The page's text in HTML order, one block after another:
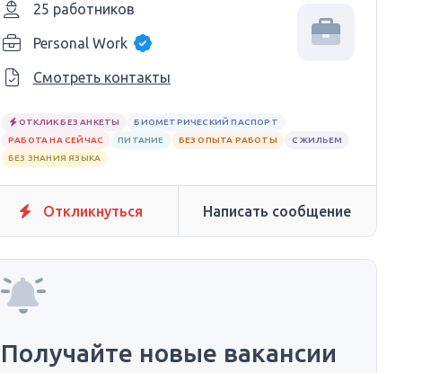
25 работников
Personal Work
Смотреть контакты
ОТКЛИК БЕЗ АНКЕТЫ
БИОМЕТРИЧЕСКИЙ ПАСПОРТ
РАБОТА НА СЕЙЧАС
ПИТАНИЕ БЕЗ ОПЫТА РАБОТЫ
С ЖИЛЬЕМ
БЕЗ ЗНАНИЯ ЯЗЫКА
Откликнуться Написать сообщение
Получайте новые вакансии